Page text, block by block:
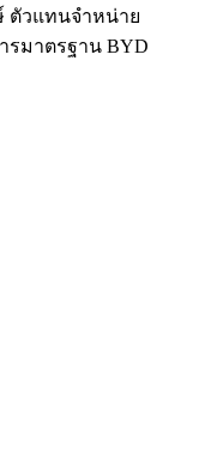
ตัวแทนจำหน่าย
รมาตรฐาน BYD